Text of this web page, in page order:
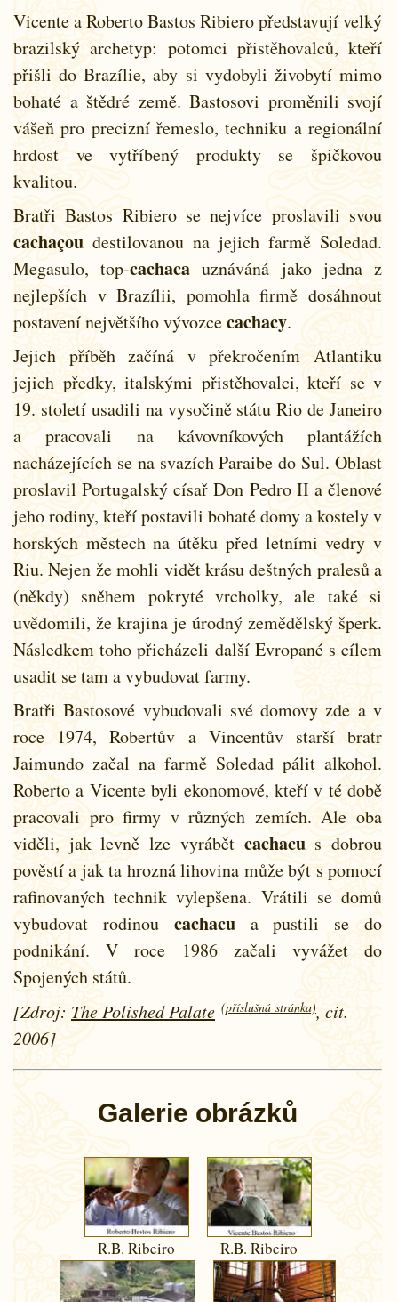
Vicente a Roberto Bastos Ribiero představují velký
brazilský archetyp: potomci přistěhovalců, kteří
přišli do Brazílie, aby si vydobyli živobytí mimo
bohaté a štědré země. Bastosovi proměnili svojí
vášeň pro precizní řemeslo, techniku a regionální
hrdost ve vytříbený produkty se špičkovou
kvalitou.
Bratři Bastos Ribiero se nejvíce proslavili svou
cachaçou destilovanou na jejich farmě Soledad.
Megasulo, top-cachaca uznáváná jako jedna z
nejlepších v Brazílii, pomohla firmě dosáhnout
postavení největšího vývozcecachacy.
Jejich příběh začíná v překročením Atlantiku
jejich předky, italskými přistěhovalci, kteří se v
19. století usadili na vysočině státu Rio de Janeiro
a pracovali na kávovníkových plantážích
nacházejících se na svazích Paraibe do Sul. Oblast
proslavil Portugalský císař Don Pedro II a členové
jeho rodiny, kteří postavili bohaté domy a kostely v
horských městech na útěku před letními vedry v
Riu. Nejen že mohli vidět krásu deštných pralesů a
(někdy) sněhem pokryté vrcholky, ale také si
uvědomili, že krajina je úrodný zemědělský šperk.
Následkem toho přicházeli další Evropané s cílem
usadit se tam a vybudovat farmy.
Bratři Bastosové vybudovali své domovy zde a v
roce 1974, Robertův a Vincentův starší bratr
Jaimundo začal na farmě Soledad pálit alkohol.
Roberto a Vicente byli ekonomové, kteří v té době
pracovali pro firmy v různých zemích. Ale oba
viděli, jak levně lze vyrábět cachacus dobrou
pověstí a jak ta hrozná lihovina může být s pomocí
rafinovaných technik vylepšena. Vrátili se domů
vybudovat rodinou cachacua pustili se do
podnikání. V roce 1986 začali vyvážet do
Spojených států.
[Zdroj: The Polished Palate (příslušná stránka), cit.
2006]
Galerie obrázků
R.B. Ribeiro R.B. Ribeiro